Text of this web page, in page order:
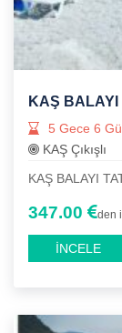
KAŞ BALAYI
5 Gece 6
KAŞ Çıkışlı
KAŞ BALAYI
347.00 den
İNCELE